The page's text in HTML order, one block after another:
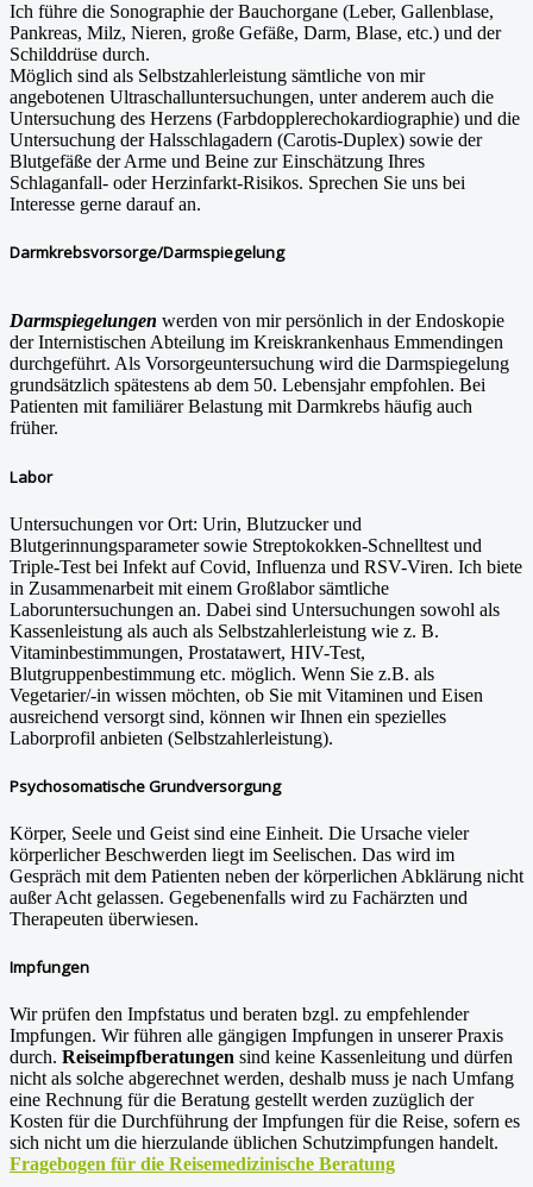
Ich führe die Sonographie der Bauchorgane (Leber, Gallenblase,
Pankreas, Milz, Nieren, große Gefäße, Darm, Blase, etc.) und der
Schilddrüse durch.
Möglich sind als Selbstzahlerleistung sämtliche von mir
angebotenen Ultraschalluntersuchungen, unter anderem auch die
Untersuchung des Herzens (Farbdopplerechokardiographie) und die
Untersuchung der Halsschlagadern (Carotis-Duplex) sowie der
Blutgefäße der Arme und Beine zur Einschätzung Ihres
Schlaganfall- oder Herzinfarkt-Risikos. Sprechen Sie uns bei
Interesse gerne darauf an.
Darmkrebsvorsorge/Darmspiegelung
Darmspiegelungen werden von mir persönlich in der Endoskopie
der Internistischen Abteilung im Kreiskrankenhaus Emmendingen
durchgeführt. Als Vorsorgeuntersuchung wird die Darmspiegelung
grundsätzlich spätestens ab dem 50. Lebensjahr empfohlen. Bei
Patienten mit familiärer Belastung mit Darmkrebs häufig auch
früher.
Labor
Untersuchungen vor Ort: Urin, Blutzucker und
Blutgerinnungsparameter sowie Streptokokken-Schnelltest und
Triple-Test bei Infekt auf Covid, Influenza und RSV-Viren. Ich biete
in Zusammenarbeit mit einem Großlabor sämtliche
Laboruntersuchungen an. Dabei sind Untersuchungen sowohl als
Kassenleistung als auch als Selbstzahlerleistung wie z. B.
Vitaminbestimmungen, Prostatawert, HIV-Test,
Blutgruppenbestimmung etc. möglich. Wenn Sie z.B. als
Vegetarier/-in wissen möchten, ob Sie mit Vitaminen und Eisen
ausreichend versorgt sind, können wir Ihnen ein spezielles
Laborprofil anbieten (Selbstzahlerleistung).
Psychosomatische Grundversorgung
Körper, Seele und Geist sind eine Einheit. Die Ursache vieler
körperlicher Beschwerden liegt im Seelischen. Das wird im
Gespräch mit dem Patienten neben der körperlichen Abklärung nicht
außer Acht gelassen. Gegebenenfalls wird zu Fachärzten und
Therapeuten überwiesen.
Impfungen
Wir prüfen den Impfstatus und beraten bzgl. zu empfehlender
Impfungen. Wir führen alle gängigen Impfungen in unserer Praxis
durch. Reiseimpfberatungen sind keine Kassenleitung und dürfen
nicht als solche abgerechnet werden, deshalb muss je nach Umfang
eine Rechnung für die Beratung gestellt werden zuzüglich der
Kosten für die Durchführung der Impfungen für die Reise, sofern es
sich nicht um die hierzulande üblichen Schutzimpfungen handelt.
Fragebogen für die Reisemedizinische Beratung